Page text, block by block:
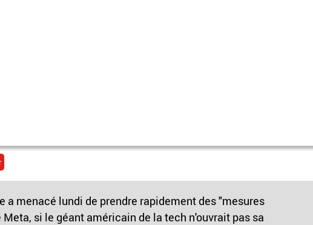
a menacé lundi de prendre rapidement des "mesures
si le géant américain de la tech n'ouvrait pas sa